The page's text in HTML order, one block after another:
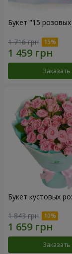
Букет "15
1 716 грн
Заказать
Букет кустовых
1 843 грн
Заказать